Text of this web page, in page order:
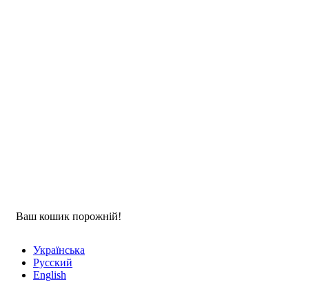
Ваш кошик порожній!
Українська
Русский
English